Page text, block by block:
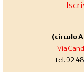
(circolo
Via
tel. 02